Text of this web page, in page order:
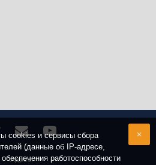
Адрес:
cookies и сервисы сбора
(данные об IP-адресе,
работоспособности